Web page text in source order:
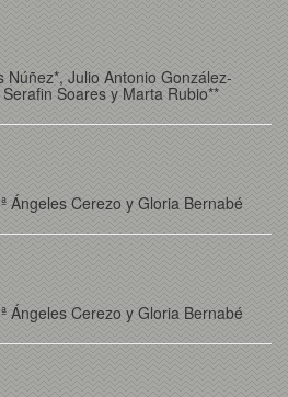
Núñez*, Julio Antonio González-
Soares y Marta Rubio**
Ángeles Cerezo y Gloria Bernabé
Ángeles Cerezo y Gloria Bernabé